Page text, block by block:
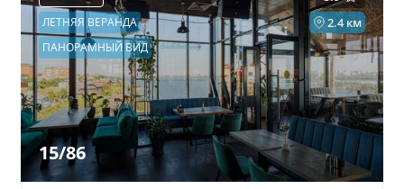
2.4 км
ЛЕТНЯЯ ВЕРАНДА
ПАНОРАМНЫЙ ВИД
15/86